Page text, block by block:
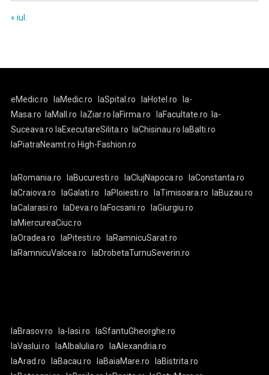
« iul.
eMedic.ro laMedic.ro laSpital.ro laHotel.ro
la-
Masa.ro
laMall.ro laZiar.ro laFirma.ro laFacultate.ro
la-
Suceava.ro laExecutareSilita.ro laChisinau.ro laBalti.ro
laPiatraNeamt.ro High-Fashion.ro
laRomania.ro laBucuresti.ro laClujNapoca.ro
laConstanta.ro
laCraiova.ro
laGalati.ro laPloiesti.ro laTimisoara.ro
laBuzau.ro
laCalarasi.ro
laDeva.ro laFocsani.ro
laGiurgiu.ro
laMiercureaCiuc.ro
laOradea.ro
laPitesti.ro
laRamnicuSarat.ro
laRamnicuValcea.ro
laDrobetaTurnuSeverin.ro
laBrasov.ro la-Iasi.ro
laSfantuGheorghe.ro
laVaslui.ro
laAlbaIulia.ro
laAlexandria.ro
laArad.ro
laBacau.ro laBaiaMare.ro
laBistrita.ro